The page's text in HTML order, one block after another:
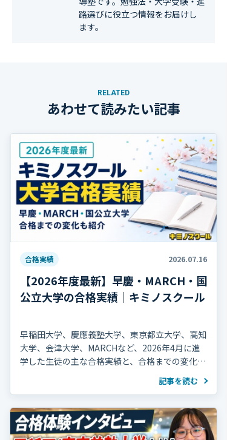
路選びに役立つ情報をお届けし
ます。
RELATED
あわせて読みたい記事
合格実績 2026.07.16
【2026年度最新】早慶・MARCH・国
公立大学の合格実績｜キミノスクール
早稲田大学、慶應義塾大学、東京都立大学、高知
大学、会津大学、MARCHなど、2026年4月に進
学した生徒の主な合格実績と、合格までの変化を
記事を読む